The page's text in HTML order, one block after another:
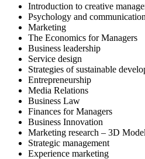
Introduction to creative
Psychology and
Marketing
The Economics for Managers
Business leadership
Service design
Strategies of sustainable
Entrepreneurship
Media Relations
Business Law
Finances for Managers
Business Innovation
Marketing research – 3D Model
Strategic management
Experience marketing